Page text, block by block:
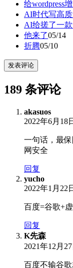
给wordpress
AI时代写高
AI给搓了一款
他来了05/14
折腾05/10
发表评论
189 条评论
akasuos
2022年6月18
一句话，最
网安全
回复
yucho
2022年1月22
百度=谷歌+
回复
K先森
2021年12月
百度不输谷